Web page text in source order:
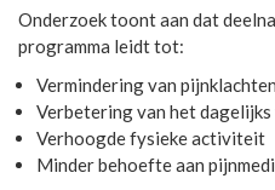
Onderzoek toont aan dat
programma leidt tot:
Vermindering van pijnklachten
Verbetering van het
Verhoogde fysieke activiteit
Minder behoefte aan